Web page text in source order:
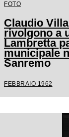
FOTO
Claudio
rivolgono a
Lambretta
municipale
Sanremo
FEBBRAIO 1962